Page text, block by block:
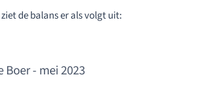
de balans er als volgt uit:
- mei 2023